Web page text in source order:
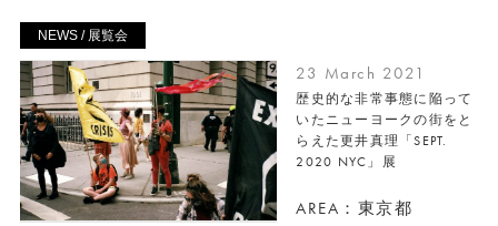
NEWS / 展覧会
23 March 2021
歴史的な非常事態に陥って
いたニューヨークの街をと
らえた更井真理「SEPT.
2020 NYC」展
AREA：東京都